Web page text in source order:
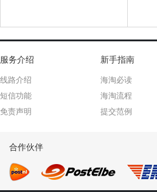
服务介绍
线路介绍
短信功能
免责声明
新手指南
海淘必读
海淘流程
提交范例
合作伙伴